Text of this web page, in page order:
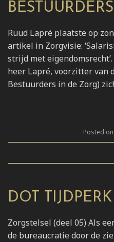
BESTUURDERS
Ruud Lapré plaatste op
artikel in Zorgvisie:
strijd met
heer Lapré, voorzitter van
Bestuurders in de Zorg)
Posted
DOT TIJDPERK
Zorgstelsel (deel 05) Als
de bureaucratie door de